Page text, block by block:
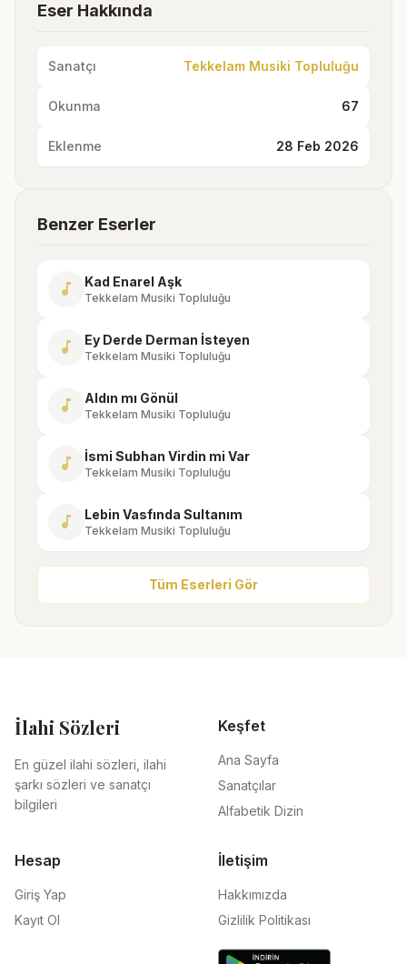
Eser Hakkında
Sanatçı Tekkelam Musiki Topluluğu
Okunma 67
Eklenme 28 Feb 2026
Benzer Eserler
music_note Kad Enarel Aşk
Tekkelam Musiki Topluluğu
music_note Ey Derde Derman İsteyen
Tekkelam Musiki Topluluğu
music_note Aldın mı Gönül
Tekkelam Musiki Topluluğu
music_note İsmi Subhan Virdin mi Var
Tekkelam Musiki Topluluğu
music_note Lebin Vasfında Sultanım
Tekkelam Musiki Topluluğu
Tüm Eserleri Gör
İlahi Sözleri
En güzel ilahi sözleri, ilahi
şarkı sözleri ve sanatçı
bilgileri
Keşfet
Ana Sayfa
Sanatçılar
Alfabetik Dizin
Hesap
Giriş Yap
Kayıt Ol
İletişim
Hakkımızda
Gizlilik Politikası